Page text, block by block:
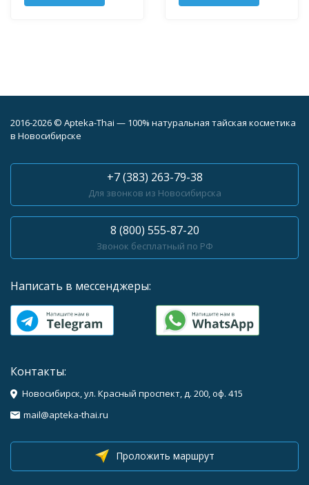
2016-2026 © Apteka-Thai — 100% натуральная тайская косметика
в Новосибирске
+7 (383) 263-79-38
Для звонков из Новосибирска
8 (800) 555-87-20
Звонок бесплатный по РФ
Написать в мессенджеры:
Контакты:
Новосибирск, ул. Красный проспект, д. 200, оф. 415
mail@apteka-thai.ru
Проложить маршрут